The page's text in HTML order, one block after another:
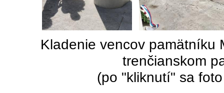
Kladenie vencov pamätníku
trenčianskom
(po "kliknutí" sa